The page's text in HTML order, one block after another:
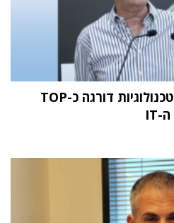
מחקר STKI השנתי: וואן טכנולוגיות דורגה כ-TOP